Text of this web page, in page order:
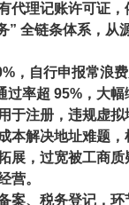
代理记账许可证
全链条体系，从
，自行申报常浪
过率超 95% ，大
于注册，违规虚
本解决地址难题，
展，过宽被工商
营。
案、税务登记，